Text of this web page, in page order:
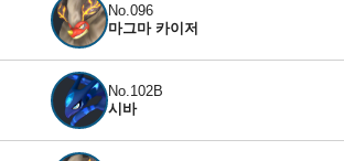
No.096
마그마 카이저
No.102B
시바